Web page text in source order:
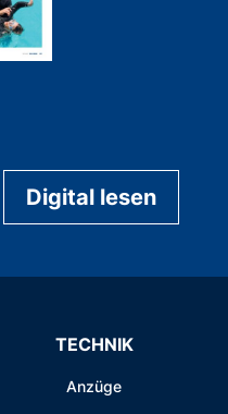
Digital lesen
TECHNIK
Anzüge